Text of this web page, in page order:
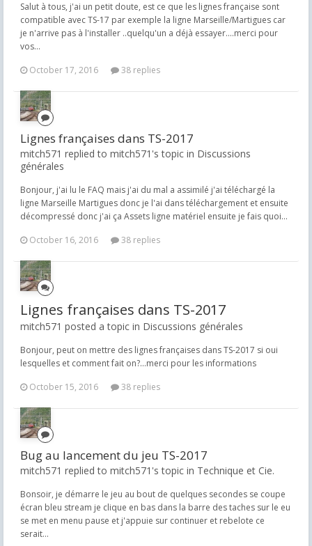
Salut à tous, j'ai un petit doute, est ce que les lignes française sont
compatible avec TS-17 par exemple la ligne Marseille/Martigues car
je n'arrive pas à l'installer ..quelqu'un a déjà essayer....merci pour
vos...
October 17, 2016
38 replies
Lignes françaises dans TS-2017
mitch571 replied to mitch571's topic in Discussions
générales
Bonjour, j'ai lu le FAQ mais j'ai du mal a assimilé j'ai téléchargé la
ligne Marseille Martigues donc je l'ai dans téléchargement et ensuite
décompressé donc j'ai ça Assets ligne matériel ensuite je fais quoi...
October 16, 2016
38 replies
Lignes françaises dans TS-2017
mitch571 posted a topic in Discussions générales
Bonjour, peut on mettre des lignes françaises dans TS-2017 si oui
lesquelles et comment fait on?...merci pour les informations
October 15, 2016
38 replies
Bug au lancement du jeu TS-2017
mitch571 replied to mitch571's topic in Technique et Cie.
Bonsoir, je démarre le jeu au bout de quelques secondes se coupe
écran bleu stream je clique en bas dans la barre des taches sur le eu
se met en menu pause et j'appuie sur continuer et rebelote ce
serait...